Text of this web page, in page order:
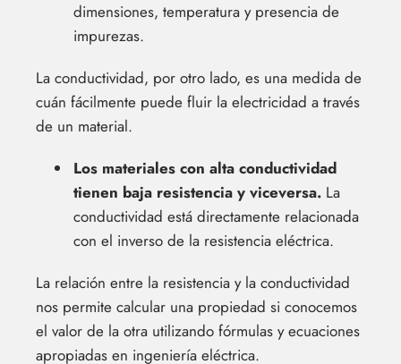
dimensiones, temperatura y presencia de
impurezas.
La conductividad, por otro lado, es una medida de
cuán fácilmente puede fluir la electricidad a través
de un material.
Los materiales con alta conductividad
tienen baja resistencia y viceversa. La
conductividad está directamente relacionada
con el inverso de la resistencia eléctrica.
La relación entre la resistencia y la conductividad
nos permite calcular una propiedad si conocemos
el valor de la otra utilizando fórmulas y ecuaciones
apropiadas en ingeniería eléctrica.